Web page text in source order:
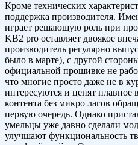
Кроме технических
поддержка производителя.
играет решающую роль при
KB2 pro оставляет двоякое
производитель регулярно
было в марте), с другой
официальной прошивке не
что многие просто даже не в
интересуются и ценят плавное
контента без микро лагов
первую очередь. Однако
умельцы уже давно сделали
улучшают функциональность